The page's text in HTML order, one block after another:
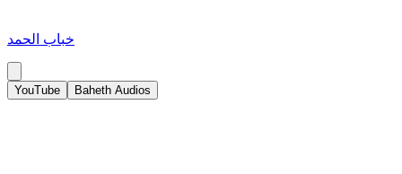
خباب الحمد
YouTube Baheth Audios